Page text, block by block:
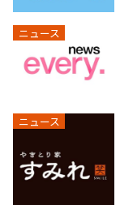
ニュース
ニュース